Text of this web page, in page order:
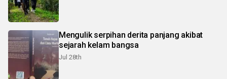
Mengulik serpihan derita panjang akibat
sejarah kelam bangsa
Jul 28th